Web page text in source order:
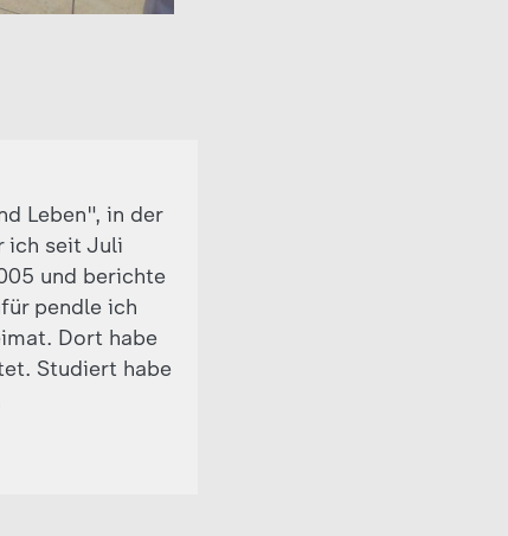
Leben", in der
ich seit Juli
und berichte
pendle ich
Dort habe
Studiert habe